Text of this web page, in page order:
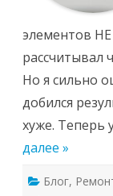
элементов
рассчитывал
Но я сильно
добился
хуже. Теперь
далее »
Блог,